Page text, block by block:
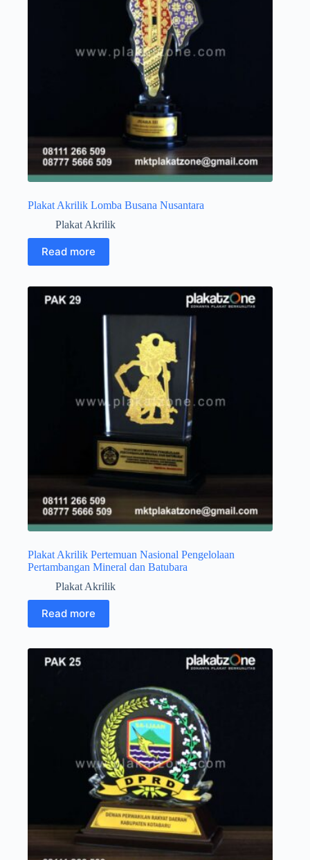
Plakat Akrilik Lomba Busana Nusantara
Plakat Akrilik
Read more
Plakat Akrilik Pertemuan Nasional Pengelolaan
Pertambangan Mineral dan Batubara
Plakat Akrilik
Read more